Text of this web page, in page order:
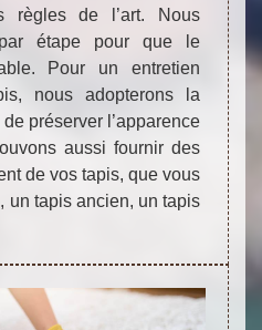
règles de l’art. Nous
étape pour que le
Pour un entretien
nous adopterons la
préserver l’apparence
aussi fournir des
de vos tapis, que vous
un tapis ancien, un tapis